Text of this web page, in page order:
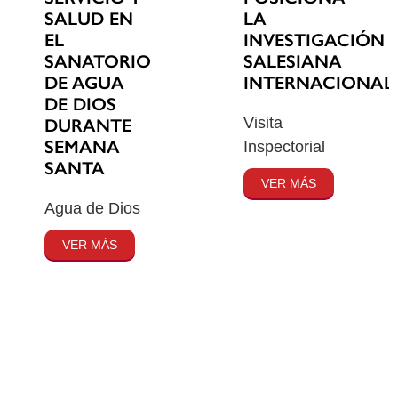
SALUD EN
EL
SANATORIO
DE AGUA
DE DIOS
DURANTE
SEMANA
SANTA
Agua de Dios
VER MÁS
LA
INVESTIGACIÓN
SALESIANA
Visita
Inspectorial
VER MÁS